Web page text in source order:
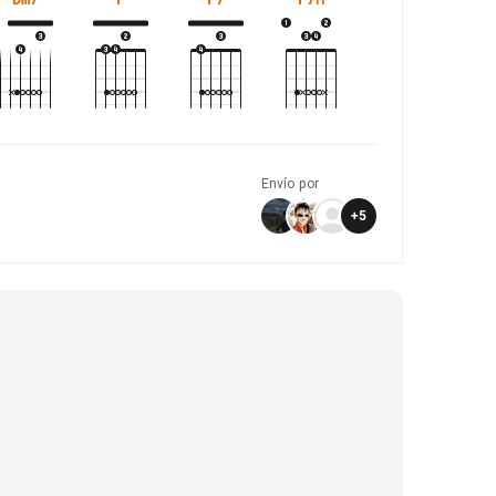
Envío por
+5